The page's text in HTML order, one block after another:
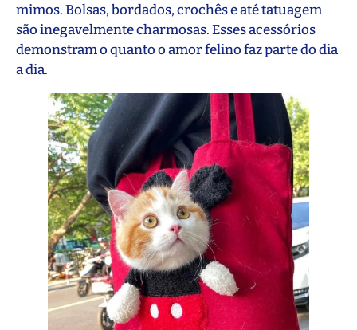
mimos. Bolsas, bordados, crochês e até tatuagem
são inegavelmente charmosas. Esses acessórios
demonstram o quanto o amor felino faz parte do dia
a dia.